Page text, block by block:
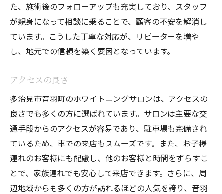
た、施術後のフォローアップも充実しており、スタッフ
が親身になって相談に乗ることで、顧客の不安を解消し
ています。こうした丁寧な対応が、リピーターを増や
し、地元での信頼を築く要因となっています。
アクセスの良さ
多治見市音羽町のホワイトニングサロンは、アクセスの
良さでも多くの方に選ばれています。サロンは主要な交
通手段からのアクセスが容易であり、駐車場も完備され
ているため、車での来店もスムーズです。また、お子様
連れのお客様にも配慮し、他のお客様と時間をずらすこ
とで、家族連れでも安心して来店できます。さらに、周
辺地域からも多くの方が訪れるほどの人気を誇り、音羽